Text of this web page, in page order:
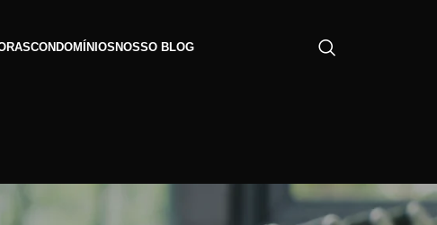
CONDOMÍNIOSNOSSO BLOG